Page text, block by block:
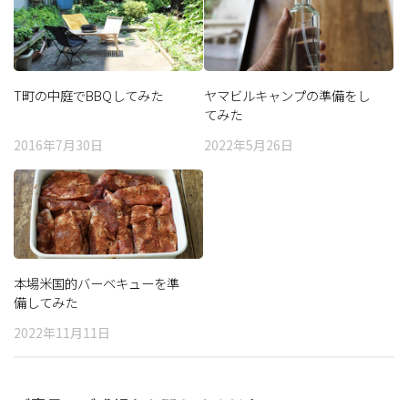
T町の中庭でBBQしてみた
2016年7月30日
ヤマビルキャンプの準備をし
てみた
2022年5月26日
本場米国的バーベキューを準
備してみた
2022年11月11日